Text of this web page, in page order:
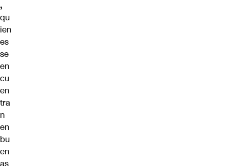
,
qu
ien
es
se
en
cu
en
tra
n
en
bu
en